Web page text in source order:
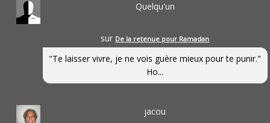
Quelqu'un
sur De la retenue pour Ramadan
"Te laisser vivre, je ne vois guère mieux pour te punir."
Ho...
jacou